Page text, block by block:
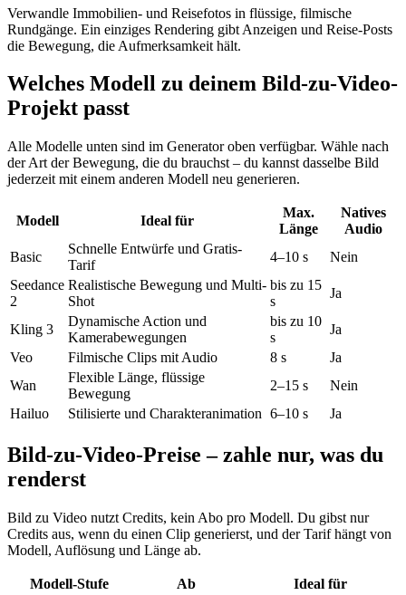
Verwandle Immobilien- und Reisefotos in flüssige, filmische
Rundgänge. Ein einziges Rendering gibt Anzeigen und Reise-Posts
die Bewegung, die Aufmerksamkeit hält.
Welches Modell zu deinem Bild-zu-Video-
Projekt passt
Alle Modelle unten sind im Generator oben verfügbar. Wähle nach
der Art der Bewegung, die du brauchst – du kannst dasselbe Bild
jederzeit mit einem anderen Modell neu generieren.
Modell Ideal für
Max.
Länge
Natives
Audio
Basic
Schnelle Entwürfe und Gratis-
Tarif
4–10 s
Nein
Seedance
2
Realistische Bewegung und Multi-
Shot
bis zu 15
s
Ja
Kling 3
Dynamische Action und
Kamerabewegungen
bis zu 10
s
Ja
Veo
Filmische Clips mit Audio 8 s
Ja
Wan
Flexible Länge, flüssige
Bewegung
2–15 s
Nein
Hailuo
Stilisierte und Charakteranimation 6–10 s Ja
Bild-zu-Video-Preise – zahle nur, was du
renderst
Bild zu Video nutzt Credits, kein Abo pro Modell. Du gibst nur
Credits aus, wenn du einen Clip generierst, und der Tarif hängt von
Modell, Auflösung und Länge ab.
Modell-Stufe Ab
Ideal für